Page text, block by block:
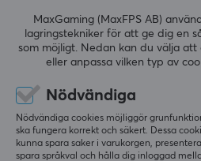
uppskattas
kabelns
följsamhet och
prestanda.
Sammanfattat med AI
LÄMNA RECENSION
MaxGaming (MaxFPS AB)
lagringstekniker för att ge dig en
som möjligt. Nedan kan du välja att
eller anpassa vilken typ av
Nödvändiga
Nödvändiga cookies möjliggör
ska fungera korrekt och säkert. Dessa
kunna spara saker i varukorgen,
spara språkval och hålla dig inloggad